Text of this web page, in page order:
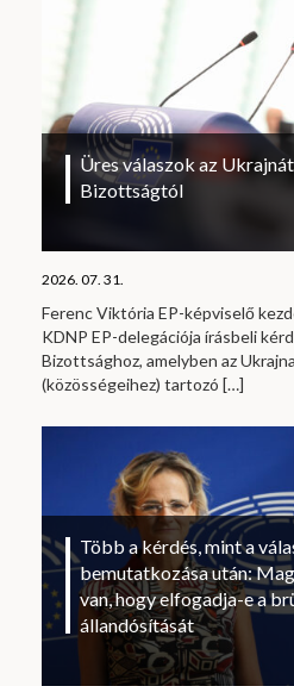
Üres válaszok az
Bizottságtól
2026. 07. 31.
Ferenc Viktória EP-képviselő
KDNP EP-delegációja írásbeli
Bizottsághoz, amelyben az
(közösségeihez) tartozó […]
Több a kérdés, mint a
bemutatkozása után:
van, hogy elfogadja-e a
állandósítását